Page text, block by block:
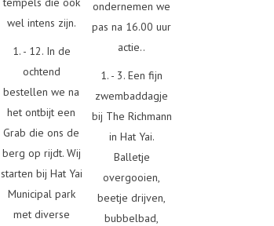
wel intens zijn.
1. - 12. In de
ochtend
bestellen we na
het ontbijt een
Grab die ons de
berg op rijdt. Wij
starten bij Hat Yai
Municipal park
met diverse
ondernemen we
pas na 16.00 uur
actie..
1. - 3. Een fijn
zwembaddagje
bij The Richmann
in Hat Yai.
Balletje
overgooien,
beetje drijven,
bubbelbad,